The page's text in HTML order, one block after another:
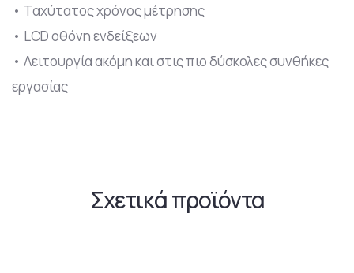
• Ταχύτατος χρόνος μέτρησης
• LCD οθόνη ενδείξεων
• Λειτουργία ακόμη και στις πιο δύσκολες συνθήκες
εργασίας
Σχετικά προϊόντα